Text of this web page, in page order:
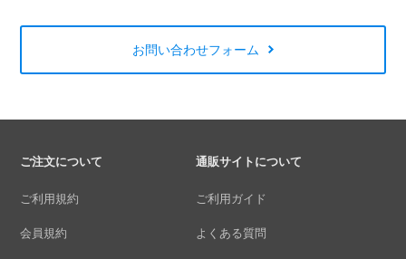
お問い合わせフォーム
ご注文について
ご利用規約
会員規約
通販サイトについて
ご利用ガイド
よくある質問